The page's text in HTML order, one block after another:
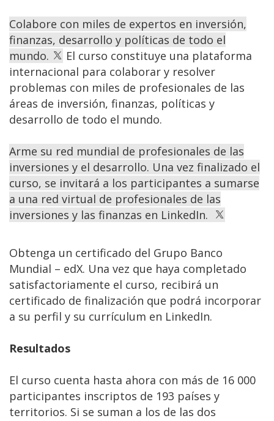
Colabore con miles de expertos en inversión,
finanzas, desarrollo y políticas de todo el
mundo.
El curso constituye una plataforma
internacional para colaborar y resolver
problemas con miles de profesionales de las
áreas de inversión, finanzas, políticas y
desarrollo de todo el mundo.
Arme su red mundial de profesionales de las
inversiones y el desarrollo. Una vez finalizado el
curso, se invitará a los participantes a sumarse
a una red virtual de profesionales de las
inversiones y las finanzas en LinkedIn.
Obtenga un certificado del Grupo Banco
Mundial – edX. Una vez que haya completado
satisfactoriamente el curso, recibirá un
certificado de finalización que podrá incorporar
a su perfil y su currículum en LinkedIn.
Resultados
El curso cuenta hasta ahora con más de 16 000
participantes inscriptos de 193 países y
territorios. Si se suman a los de las dos